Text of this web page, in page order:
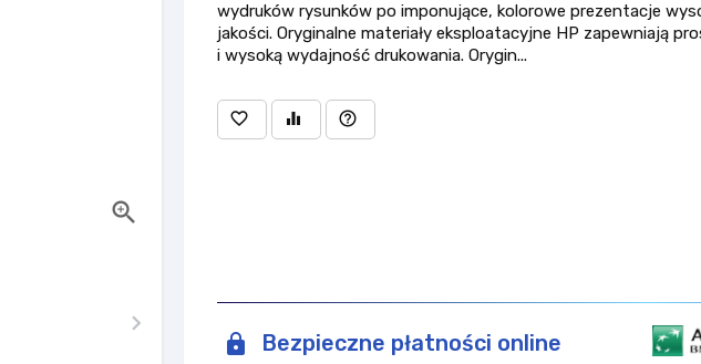


wydruków rysunków po imponujące, kolorowe prezentacje
jakości. Oryginalne materiały eksploatacyjne HP zapewniają
i wysoką wydajność drukowania. Orygin...
favorite_border equalizer help_outline
Bezpieczne płatności online